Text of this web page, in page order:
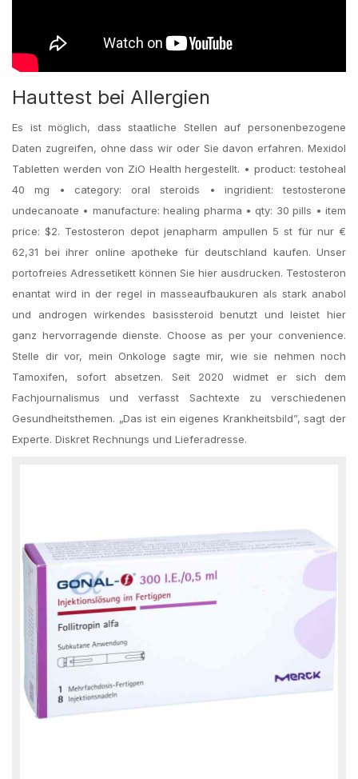
Hauttest bei Allergien
Es ist möglich, dass staatliche Stellen auf personenbezogene
Daten zugreifen, ohne dass wir oder Sie davon erfahren. Mexidol
Tabletten werden von ZiO Health hergestellt. • product: testoheal
40 mg • category: oral steroids • ingridient: testosterone
undecanoate • manufacture: healing pharma • qty: 30 pills • item
price: $2. Testosteron depot jenapharm ampullen 5 st für nur €
62,31 bei ihrer online apotheke für deutschland kaufen. Unser
portofreies Adressetikett können Sie hier ausdrucken. Testosteron
enantat wird in der regel in masseaufbaukuren als stark anabol
und androgen wirkendes basissteroid benutzt und leistet hier
ganz hervorragende dienste. Choose as per your convenience.
Stelle dir vor, mein Onkologe sagte mir, wie sie nehmen noch
Tamox­ifen, sofort abset­zen. Seit 2020 widmet er sich dem
Fachjournalismus und verfasst Sachtexte zu verschiedenen
Gesundheitsthemen. „Das ist ein eigenes Krankheitsbild”, sagt der
Experte. Diskret Rechnungs und Lieferadresse.